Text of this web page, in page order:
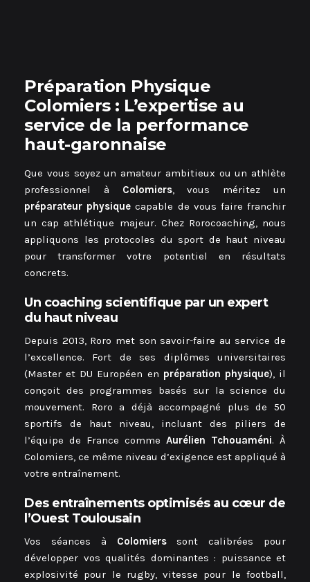
Préparation Physique
Colomiers: L’expertise au
service de la performance
haut-garonnaise
Que vous soyez un amateur ambitieux ou un athlète
professionnel à Colomiers, vous méritez un
préparateur physique capable de vous faire franchir
un cap athlétique majeur. Chez Rorocoaching, nous
appliquons les protocoles du sport de haut niveau
pour transformer votre potentiel en résultats
concrets.
Un coaching scientifique par un expert
du haut niveau
Depuis 2013, Roro met son savoir-faire au service de
l’excellence. Fort de ses diplômes universitaires
(Master et DU Européen en préparation physique), il
conçoit des programmes basés sur la science du
mouvement. Roro a déjà accompagné plus de 50
sportifs de haut niveau, incluant des piliers de
l’équipe de France comme Aurélien Tchouaméni. À
Colomiers, ce même niveau d’exigence est appliqué à
votre entraînement.
Des entraînements optimisés au cœur de
l’Ouest Toulousain
Vos séances à Colomierssont calibrées pour
développer vos qualités dominantes : puissance et
explosivité pour le rugby, vitesse pour le football,